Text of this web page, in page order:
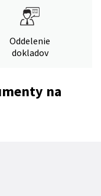
Oddelenie
dokladov
na